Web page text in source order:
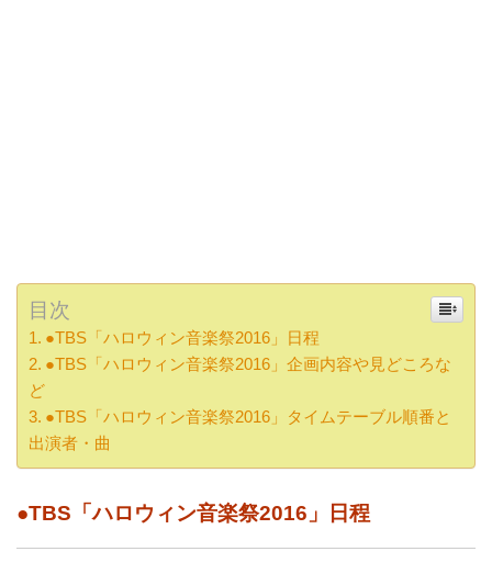
目次
●TBS「ハロウィン音楽祭2016」日程
●TBS「ハロウィン音楽祭2016」企画内容や見どころな
ど
●TBS「ハロウィン音楽祭2016」タイムテーブル順番と
出演者・曲
●TBS「ハロウィン音楽祭2016」日程